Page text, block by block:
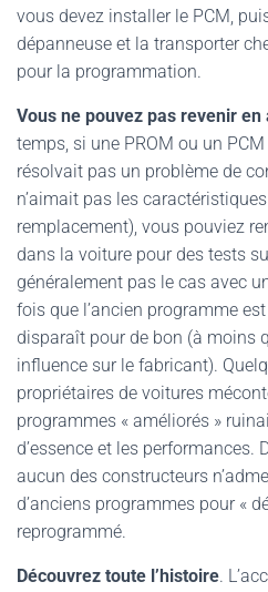
vous devez installer le PCM,
dépanneuse et la transporter
pour la programmation.
Vous ne pouvez pas revenir en
temps, si une PROM ou un
résolvait pas un problème de
n’aimait pas les
remplacement), vous pouviez
dans la voiture pour des tests
généralement pas le cas avec
fois que l’ancien programme
disparaît pour de bon (à moins
influence sur le fabricant).
propriétaires de voitures
programmes « améliorés »
d’essence et les performances.
aucun des constructeurs
d’anciens programmes pour «
reprogrammé.
Découvrez toute l’histoire.